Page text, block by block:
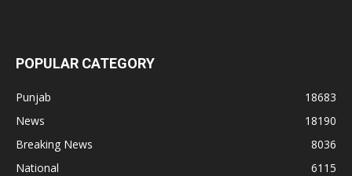
POPULAR CATEGORY
Punjab
18683
News
18190
Breaking News
8036
National
6115